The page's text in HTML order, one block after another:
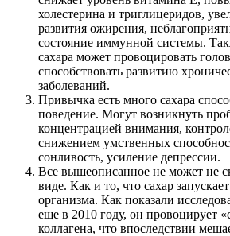
холестерина и триглицеридов,
развития ожирения,
состояние иммунной системы.
сахара может провоцировать
способствовать развитию
заболеваний.
Привычка есть много сахара
поведение. Могут возникнуть
концентрацией внимания,
снижением умственных
сонливость, усиление депрессии.
Все вышеописанное не может не
виде. Как и то, что сахар
организма. Как показали
еще в 2010 году, он провоцирует
коллагена, что впоследствии